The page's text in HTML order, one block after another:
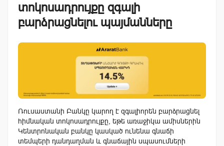
տոկոսադրույքը զգալի
բարձրացնելու պայմանները
Ռուսաստանի Բանկը կարող է զգալիորեն բարձրացնել
հիմնական տոկոսադրույքը, եթե առաջիկա ամիսներին
Կենտրոնական բանկը կասկած ունենա գնաճի
տեմպերի դանդաղման և գնաճային սպասումների